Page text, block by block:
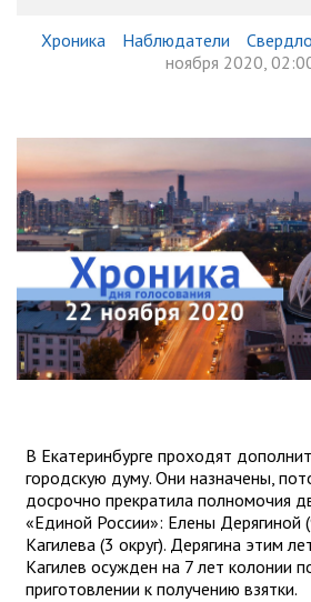
Хроника Наблюдатели
ноября 2020,
В Екатеринбурге проходят
городскую думу. Они назначены,
досрочно прекратила полномочия
«Единой России»: Елены Дерягиной
Кагилева (3 округ). Дерягина этим
Кагилев осужден на 7 лет колонии
приготовлении к получению взятки.